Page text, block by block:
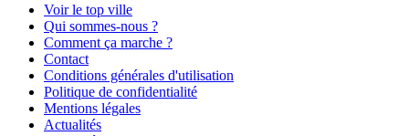
Voir le top ville
Qui sommes-nous ?
Comment ça marche ?
Contact
Conditions générales d'utilisation
Politique de confidentialité
Mentions légales
Actualités